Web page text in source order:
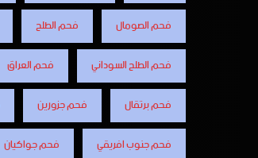
فحم الصومال
فحم الطلح
فحم الطلح السوداني
فحم العراق
فحم برتقال
فحم جزورين
فحم جنوب افريقي
فحم جواكيان